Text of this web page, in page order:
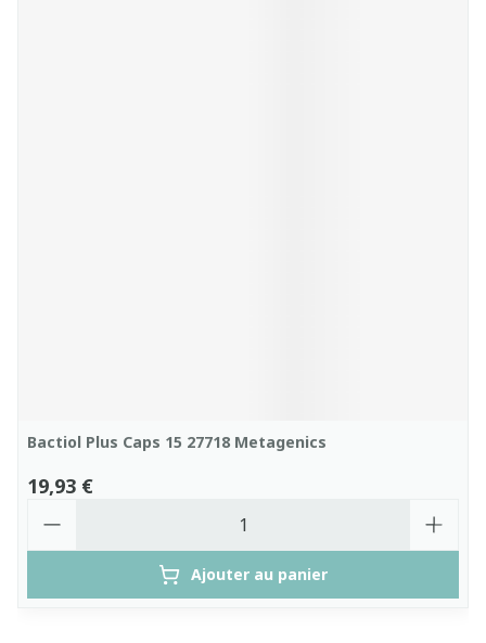
Bactiol Plus Caps 15 27718 Metagenics
19,93 €
Ajouter au panier